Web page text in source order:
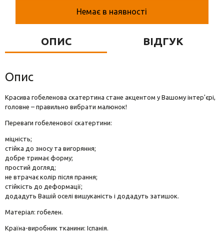
Фігурки та статуетки
Немає в наявності
ОПИС ВІДГУК
Опис
Красива гобеленова скатертина стане акцентом у Вашому інтер'єрі,
головне – правильно вибрати малюнок!
Переваги гобеленової скатертини:
міцність;
стійка до зносу та вигоряння;
добре тримає форму;
простий догляд;
не втрачає колір після прання;
стійкість до деформації;
додадуть Вашій оселі вишуканість і додадуть затишок.
Матеріал: гобелен.
Країна-виробник тканини: Іспанія.